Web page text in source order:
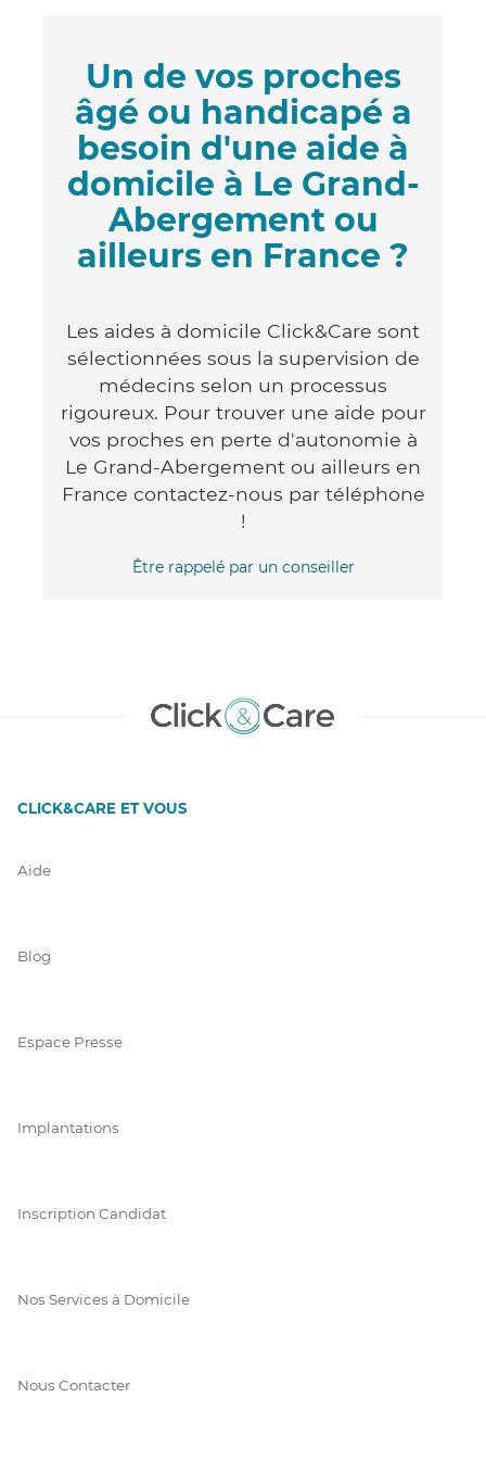
Un de vos proches
âgé ou handicapé a
besoin d'une aide à
domicile à Le Grand-
Abergement ou
ailleurs en France ?
Les aides à domicile Click&Care sont
sélectionnées sous la supervision de
médecins selon un processus
rigoureux. Pour trouver une aide pour
vos proches en perte d'autonomie à
Le Grand-Abergement ou ailleurs en
France contactez-nous par téléphone
!
Être rappelé par un conseiller
CLICK&CARE ET VOUS
Aide
Blog
Espace Presse
Implantations
Inscription Candidat
Nos Services à Domicile
Nous Contacter